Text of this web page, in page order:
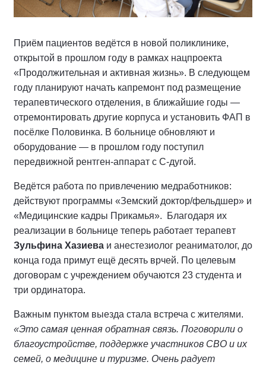
Приём пациентов ведётся в новой поликлинике,
открытой в прошлом году в рамках нацпроекта
«Продолжительная и активная жизнь». В следующем
году планируют начать капремонт под размещение
терапевтического отделения, в ближайшие годы —
отремонтировать другие корпуса и установить ФАП в
посёлке Половинка. В больнице обновляют и
оборудование — в прошлом году поступил
передвижной рентген-аппарат с С-дугой.
Ведётся работа по привлечению медработников:
действуют программы «Земский доктор/фельдшер» и
«Медицинские кадры Прикамья». Благодаря их
реализации в больнице теперь работает терапевт
Зульфина Хазиева и анестезиолог реаниматолог, до
конца года примут ещё десять врчей. По целевым
договорам с учреждением обучаются 23 студента и
три ординатора.
Важным пунктом выезда стала встреча с жителями.
«Это самая ценная обратная связь. Поговорили о
благоустройстве, поддержке участников СВО и их
семей, о медицине и туризме. Очень радует